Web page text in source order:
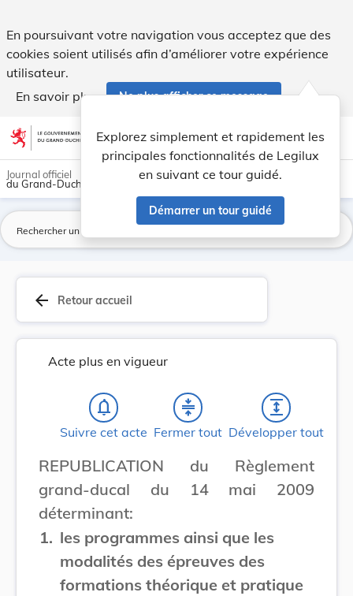
En poursuivant votre navigation vous acceptez que des
cookies soient utilisés afin d’améliorer votre expérience
utilisateur.
En savoir plus
Ne plus afficher ce message
Aller au contenu account_circle help Aide
Explorez simplement et rapidement les
principales fonctionnalités de Legilux
en suivant ce tour guidé.
Démarrer un tour guidé
light_mode dark_mode
Journal officiel
du Grand-Duché de Luxembourg
arrow_back Retour accueil
Acte plus en vigueur
notifications_none
Suivre cet acte
compress
Fermer tout
expand
Développer tout
REPUBLICATION du Règlement
grand-ducal du 14 mai 2009
déterminant:
1. les programmes ainsi que les
modalités des épreuves des
formations théorique et pratique